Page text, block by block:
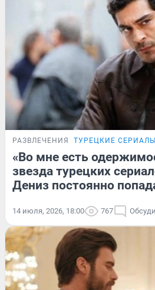
РАЗВЛЕЧЕНИЯ ТУРЕЦКИЕ СЕРИАЛЫ
«Во мне есть
звезда турецких
Дениз постоянно
14 июля, 2026, 18:00 767